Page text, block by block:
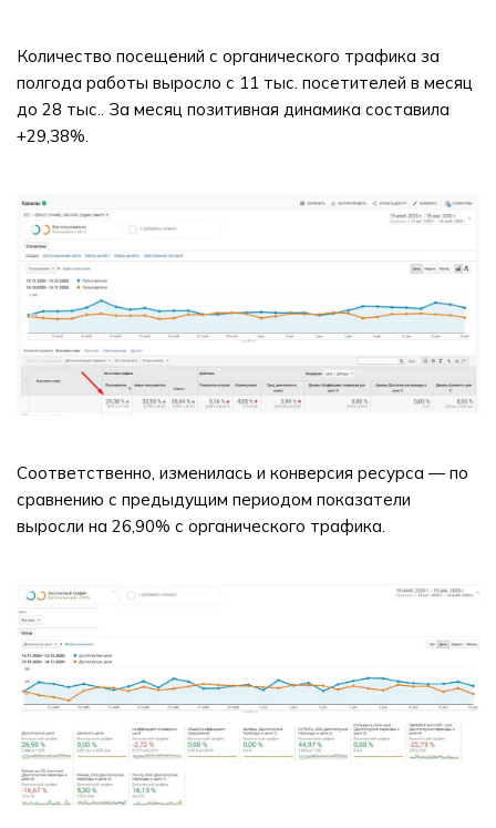
Количество посещений с органического трафика за
полгода работы выросло с 11 тыс. посетителей в месяц
до 28 тыс.. За месяц позитивная динамика составила
+29,38%.
Соответственно, изменилась и конверсия ресурса — по
сравнению с предыдущим периодом показатели
выросли на 26,90% с органического трафика.